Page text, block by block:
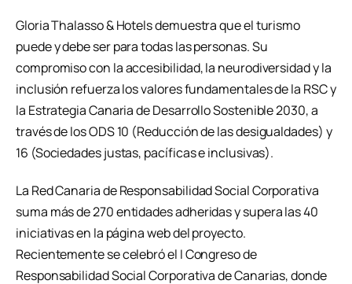
Gloria Thalasso & Hotels demuestra que el turismo
puede y debe ser para todas las personas. Su
compromiso con la accesibilidad, la neurodiversidad y la
inclusión refuerza los valores fundamentales de la RSC y
la Estrategia Canaria de Desarrollo Sostenible 2030, a
través de los ODS 10 (Reducción de las desigualdades) y
16 (Sociedades justas, pacíficas e inclusivas).
La Red Canaria de Responsabilidad Social Corporativa
suma más de 270 entidades adheridas y supera las 40
iniciativas en la página web del proyecto.
Recientemente se celebró el I Congreso de
Responsabilidad Social Corporativa de Canarias, donde